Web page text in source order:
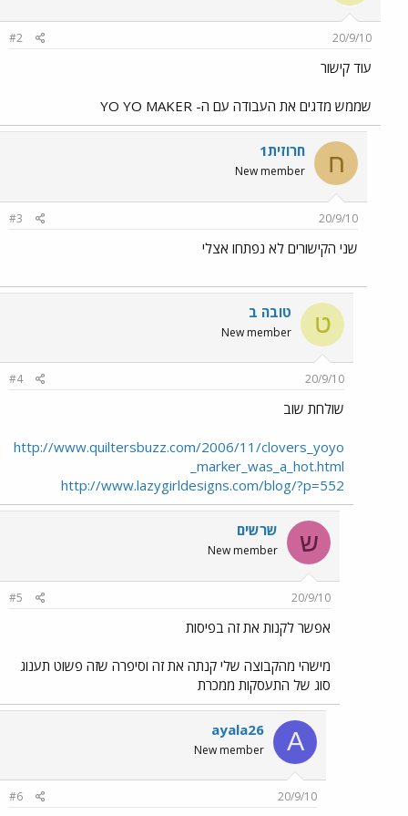
20/9/10
#2
עוד קישור
שממש מדגים את העבודה עם ה- YO YO MAKER
ח חרוזית1
New member
20/9/10
#3
שני הקישורים לא נפתחו אצלי
ט טובה ב
New member
20/9/10
#4
שולחת שוב
http://www.quiltersbuzz.com/2006/11/clovers_yoyo
_marker_was_a_hot.html
http://www.lazygirldesigns.com/blog/?p=552
ש שרשים
New member
20/9/10
#5
אפשר לקנות את זה בפיסות
מישהי מהקבוצה שלי קנתה את זה וסיפרה שזה פשוט תענוג
סוג של התעסקות ממכרת
A
ayala26
New member
20/9/10
#6